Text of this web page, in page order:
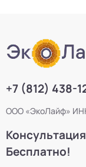
+7 (812) 438-
ООО «ЭкоЛайф»
Бесплатно!